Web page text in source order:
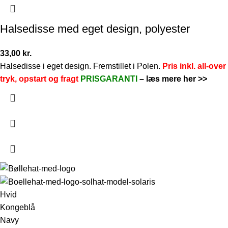
Halsedisse med eget design, polyester
33,00 kr.
Halsedisse i eget design. Fremstillet i Polen. Pris inkl. all-over
tryk, opstart og fragt PRISGARANTI – læs mere her >>
Hvid
Kongeblå
Navy